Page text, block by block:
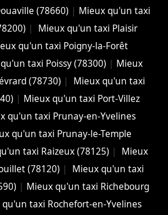
(78660) | Mieux qu'un taxi
|
Mieux qu'un taxi Plaisir
qu'un taxi Poigny-la-Forêt
taxi Poissy (78300) | Mieux
(78730) |
Mieux qu'un taxi
| Mieux qu'un taxi Port-Villez
qu'un taxi Prunay-en-Yvelines
qu'un taxi Prunay-le-Temple
taxi Raizeux (78125) |
Mieux
(78120) |
Mieux qu'un taxi
| Mieux qu'un taxi Richebourg
taxi Rochefort-en-Yvelines